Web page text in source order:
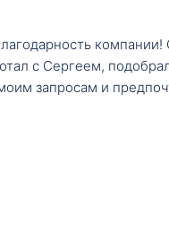
с Сергеем,
запросам и